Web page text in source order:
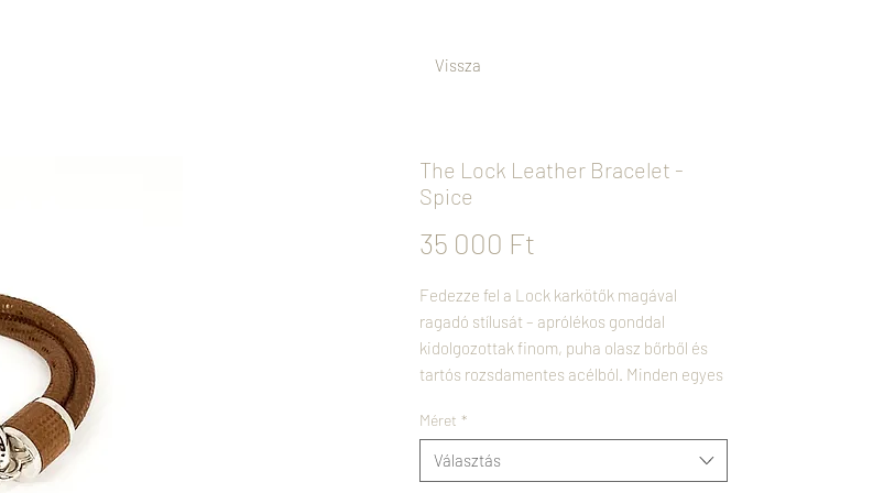
The Lock Leather Bracelet -
Spice
35 000 Ft
Fedezze fel a Lock karkötők magával
ragadó stílusát – aprólékos gonddal
kidolgozottak finom, puha olasz bőrből és
tartós rozsdamentes acélból. Minden egyes
rendelkezik, így sokoldalú kiegészítővé válik,
amely könnyedén feldobja a mindennapi
öltözéket.
Méret *
Választás
Vissza